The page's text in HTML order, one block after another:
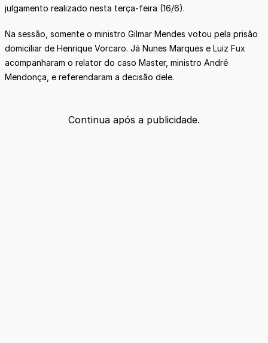
julgamento realizado nesta terça-feira (16/6).
Na sessão, somente o ministro Gilmar Mendes votou pela prisão
domiciliar de Henrique Vorcaro. Já Nunes Marques e Luiz Fux
acompanharam o relator do caso Master, ministro André
Mendonça, e referendaram a decisão dele.
Continua após a publicidade.